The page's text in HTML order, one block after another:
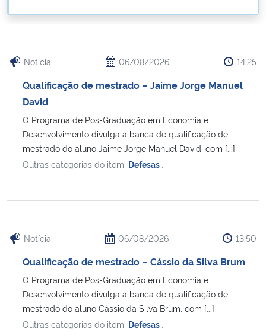
Ministério da Ciência, Tecnologia, Inovações e Comunicações
Ministério do Meio Ambiente
Ministério do Turismo
Ministério do Desenvolvimento Regional
Ministério da Mulher, da Família e dos Direitos Humanos
Secretaria-Geral
Secretaria de Governo
Notícia 06/08/2026 14:25
Qualificação de mestrado – Jaime Jorge Manuel
David
O Programa de Pós-Graduação em Economia e
Desenvolvimento divulga a banca de qualificação de
mestrado do aluno Jaime Jorge Manuel David, com [...]
Outras categorias do item: Defesas
Notícia 06/08/2026 13:50
Qualificação de mestrado – Cássio da Silva Brum
O Programa de Pós-Graduação em Economia e
Desenvolvimento divulga a banca de qualificação de
mestrado do aluno Cássio da Silva Brum, com [...]
Outras categorias do item: Defesas